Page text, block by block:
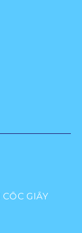
GIẤY